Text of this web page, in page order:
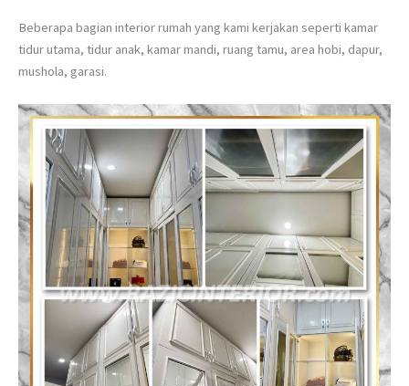
Beberapa bagian interior rumah yang kami kerjakan seperti kamar
tidur utama, tidur anak, kamar mandi, ruang tamu, area hobi, dapur,
mushola, garasi.